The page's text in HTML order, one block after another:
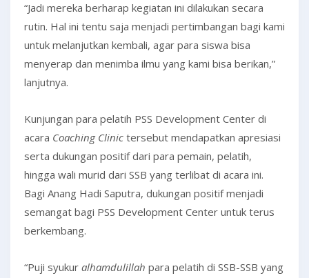
“Jadi mereka berharap kegiatan ini dilakukan secara
rutin. Hal ini tentu saja menjadi pertimbangan bagi kami
untuk melanjutkan kembali, agar para siswa bisa
menyerap dan menimba ilmu yang kami bisa berikan,”
lanjutnya.
Kunjungan para pelatih PSS Development Center di
acara Coaching Clinic tersebut mendapatkan apresiasi
serta dukungan positif dari para pemain, pelatih,
hingga wali murid dari SSB yang terlibat di acara ini.
Bagi Anang Hadi Saputra, dukungan positif menjadi
semangat bagi PSS Development Center untuk terus
berkembang.
“Puji syukur alhamdulillah para pelatih di SSB-SSB yang